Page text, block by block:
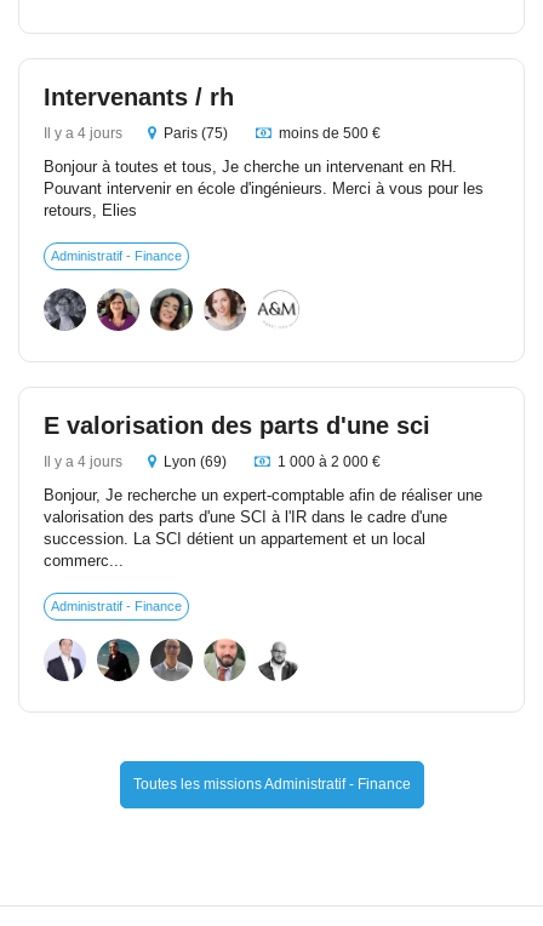
Intervenants / rh
Il y a 4 jours Paris (75) moins de 500 €
Bonjour à toutes et tous, Je cherche un intervenant en RH.
Pouvant intervenir en école d'ingénieurs. Merci à vous pour les
retours, Elies
Administratif - Finance
E valorisation des parts d'une sci
Il y a 4 jours Lyon (69) 1 000 à 2 000 €
Bonjour, Je recherche un expert-comptable afin de réaliser une
valorisation des parts d'une SCI à l'IR dans le cadre d'une
succession. La SCI détient un appartement et un local
commerc...
Administratif - Finance
Toutes les missions Administratif - Finance